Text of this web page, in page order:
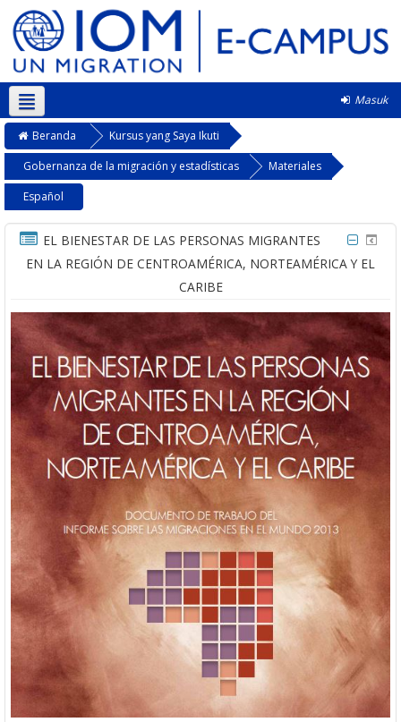
Masuk
Bahasa Indonesia ‎(id)‎
Beranda
Kursus yang Saya Ikuti
Gobernanza de la migración y estadísticas
Materiales
Español
EL BIENESTAR DE LAS PERSONAS MIGRANTES
EN LA REGIÓN DE CENTROAMÉRICA, NORTEAMÉRICA Y EL
CARIBE